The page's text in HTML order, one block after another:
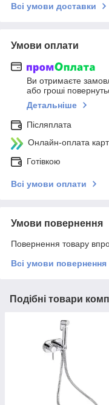
Всі умови доставки
Умови оплати
Ви отримаєте
або гроші
Детальніше
Післяплата
Онлайн-оплата
Готівкою
Всі умови оплати
Умови повернення
Повернення товару
Всі умови повернення
Подібні товари